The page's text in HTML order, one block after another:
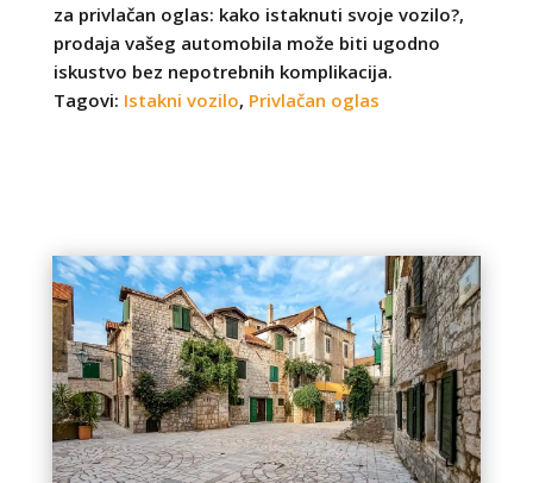
za privlačan oglas: kako istaknuti svoje vozilo?,
prodaja vašeg automobila može biti ugodno
iskustvo bez nepotrebnih komplikacija.
Tagovi: Istakni vozilo, Privlačan oglas